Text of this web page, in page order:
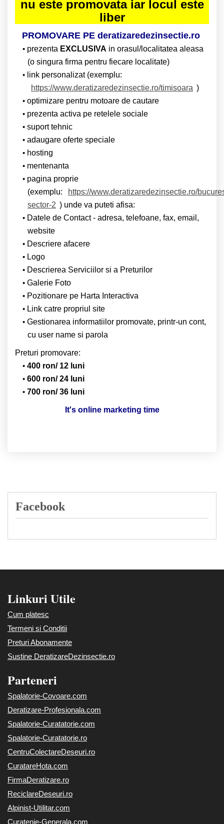
nu este promovata iar locul este
liber
PROMOVARE PE deratizaredezinsectie.ro
prezenta EXCLUSIVA in orasul/localitatea aleasa
(o singura firma pentru fiecare localitate)
link personalizat (exemplu:
https://www.deratizaredezinsectie.ro/timisoara )
optimizare pentru motoare de cautare
prezenta activa pe retelele sociale
suport tehnic
adaugare oferte speciale
hosting
mentenanta
pagina proprie
(exemplu:
https://www.deratizaredezinsectie.ro/
sector-2 ) unde va puteti afisa:
Datele de Contact - adresa, telefoane, fax, email,
website
Descriere afacere
Logo
Descrierea Serviciilor si a Preturilor
Galerie Foto
Pozitionare pe Harta Interactiva
Link catre propriul site
Gestionarea informatiilor promovate, printr-un cont,
cu user name si parola
Preturi promovare:
400 ron/ 12 luni
600 ron/ 24 luni
700 ron/ 36 luni
It's online marketing time
Facebook
Linkuri Utile
Cum platesc
Termeni si Conditii
Preturi Abonamente
Sustine DeratizareDezinsectie.ro
Parteneri
Spalatorie-Covoare.com
Deratizare-Profesionala.com
Spalatorie-Curatatorie.com
Spalatorie-Curatatorie.ro
CentruColectareDeseuri.ro
CuratareHota.com
FirmaDeratizare.ro
ReciclareDeseuri.ro
Alpinist-Utilitar.com
Curatenie-Generala.com